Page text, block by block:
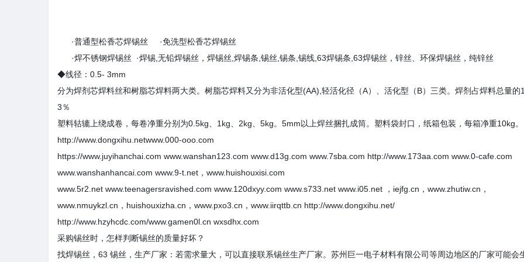
·普通型松香芯焊锡丝 ·免洗型松香芯焊锡丝
·焊不锈钢焊锡丝 ·焊锡,无铅焊锡丝，焊锡丝,焊锡条,锡丝,锡条,锡线,63焊锡条,63焊锡丝，锌丝、环保焊锡丝，纯锌丝
◆线径：0.5- 3mm
分为焊剂芯焊料丝和树脂芯焊料两大类。树脂芯焊料又分为非活化型(AA),轻活化径（A）、活化型（B）三类。焊剂占焊料总量的
3％
塑料轱辘上绕成卷，每卷净重分别为0.5kg、1kg、2kg、5kg。5mm以上焊丝捆扎成筒。塑料袋封口，纸箱包装，每箱净重10kg。
http://www.dongxihu.netwww.000-ooo.com
https://www.juyihanchai.com www.wanshan123.com www.d13g.com www.7sba.com http://www.173aa.com www.0-cafe.com
www.wanshanhancai.com www.9-t.net，www.huishouxisi.com
www.5r2.net www.teenagersravished.com www.120dxyy.com www.s733.net www.i05.net ，iejfg.cn，www.zhutiw.cn，
www.nmuykzl.cn，huishouxizha.cn，www.pxo3.cn，www.iirqttb.cn http://www.dongxihu.net/
http://www.hzyhcdc.com/www.gamen0l.cn wxsdhx.com
采购锡丝时，怎样判断锡丝的质量好坏？
找焊锡丝，63 锡丝，生产厂家：若需求量大，可以直接联系锡丝生产厂家。苏州巨一电子材料有限公司等周边地区的厂家可能会